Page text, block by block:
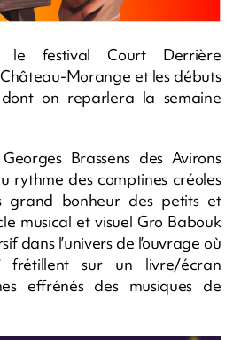
le festival Court Derrière
Morange et les débuts
dont on reparlera la semaine
Brassens des Avirons
rythme des comptines créoles
grand bonheur des petits et
musical et visuel Gro Babouk
dans l’univers de l’ouvrage où
frétillent sur un livre/écran
effrénés des musiques de